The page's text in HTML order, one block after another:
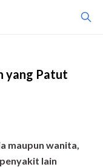
yang Patut
maupun wanita,
lain